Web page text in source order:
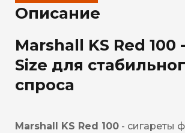
Описание
Marshall KS Red 100
Size для
спроса
Marshall KS Red 100 - сигареты